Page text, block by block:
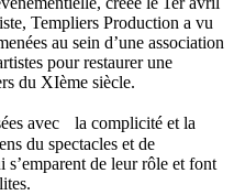
Templiers Production a vu
au sein d’une association
pour restaurer une
du XIème siècle.
avec la complicité et la
du spectacles et de
s’emparent de leur rôle et font